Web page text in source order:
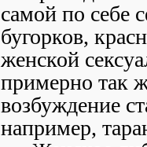
самой по себе
бугорков,
женской
примерно так
возбуждение
например,